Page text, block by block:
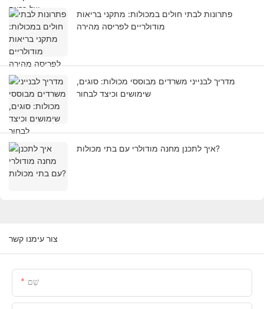
פתרונות לבתי חולים במכולות: מתקני בריאות
מודולריים לפריסה מהירה
מדריך לבנייני משרדים מבוססי מכולות: סוגים,
שימושים וכיצד לבחור
איך לתכנן מחנה מודולרי עם בתי מכולות?
צור עימנו קשר
שֵׁם